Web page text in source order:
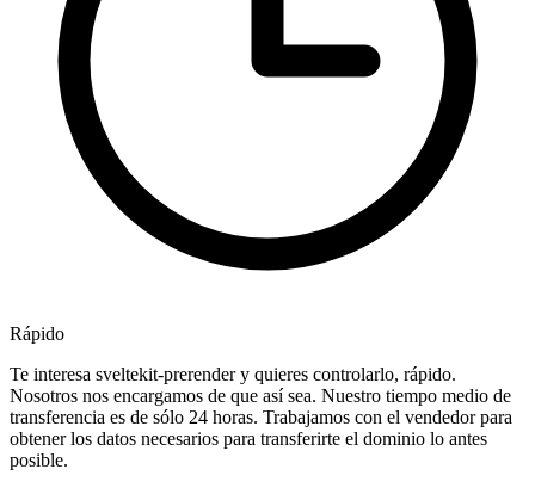
Rápido
Te interesa sveltekit-prerender y quieres controlarlo, rápido.
Nosotros nos encargamos de que así sea. Nuestro tiempo medio de
transferencia es de sólo 24 horas. Trabajamos con el vendedor para
obtener los datos necesarios para transferirte el dominio lo antes
posible.